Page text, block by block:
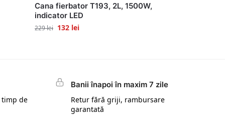
Cana fierbator T193, 2L, 1500W,
indicator LED
229lei 132 lei
timp de
Banii înapoi în maxim 7 zile
Retur fără griji, rambursare
garantată